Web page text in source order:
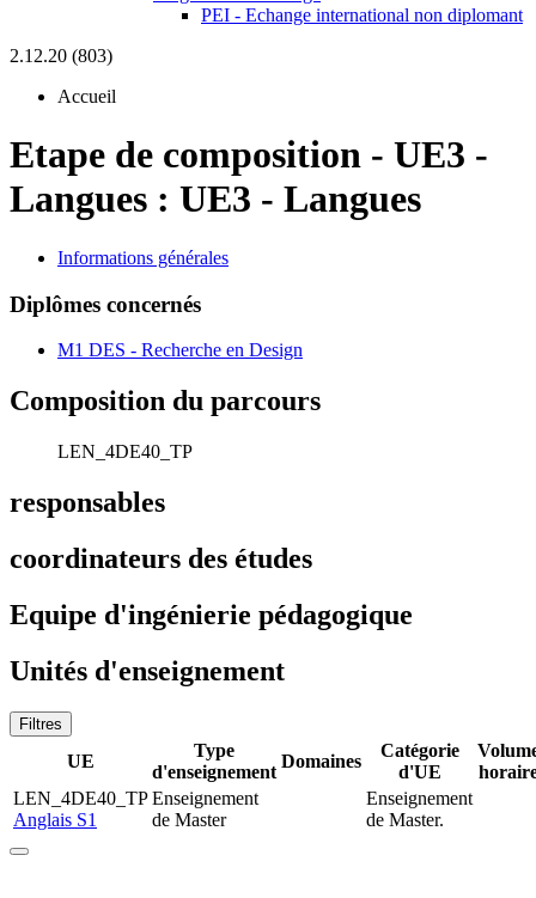
PEI - Echange international non diplomant
2.12.20 (803)
Accueil
Etape de composition - UE3 -
Langues : UE3 - Langues
Informations générales
Diplômes concernés
M1 DES - Recherche en Design
Composition du parcours
LEN_4DE40_TP
responsables
coordinateurs des études
Equipe d'ingénierie pédagogique
Unités d'enseignement
Filtres
UE
Type
d'enseignement
Domaines
Catégorie
d'UE
LEN_4DE40_TP
Anglais S1
Enseignement
de Master
Enseignement
de Master.